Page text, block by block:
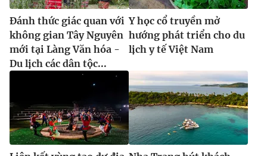
Đánh thức giác quan với
không gian Tây Nguyên
mới tại Làng Văn hóa -
Du lịch các dân tộc...
Y học cổ truyền mở
hướng phát triển cho du
lịch y tế Việt Nam